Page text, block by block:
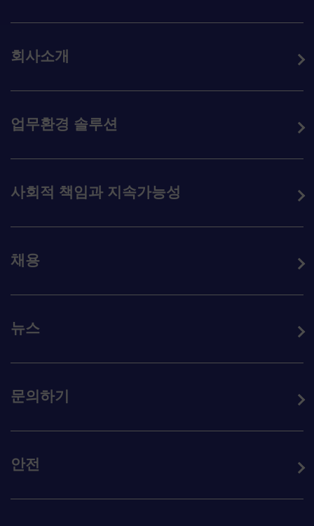
회사소개
업무환경 솔루션
사회적 책임과 지속가능성
채용
뉴스
문의하기
안전